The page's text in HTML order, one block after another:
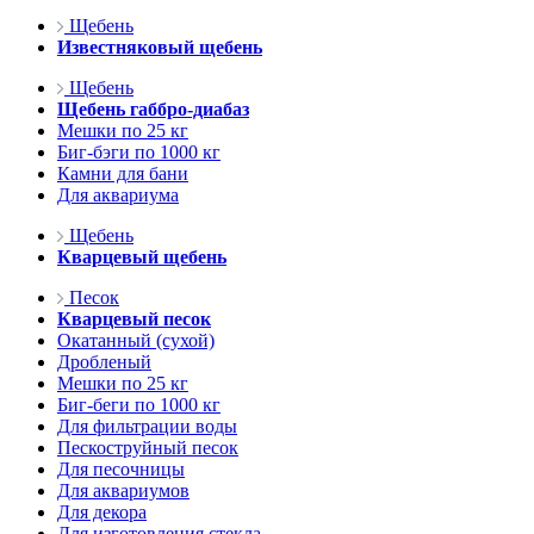
Щебень
Известняковый щебень
Щебень
Щебень габбро-диабаз
Мешки по 25 кг
Биг-бэги по 1000 кг
Камни для бани
Для аквариума
Щебень
Кварцевый щебень
Песок
Кварцевый песок
Окатанный (сухой)
Дробленый
Мешки по 25 кг
Биг-беги по 1000 кг
Для фильтрации воды
Пескоструйный песок
Для песочницы
Для аквариумов
Для декора